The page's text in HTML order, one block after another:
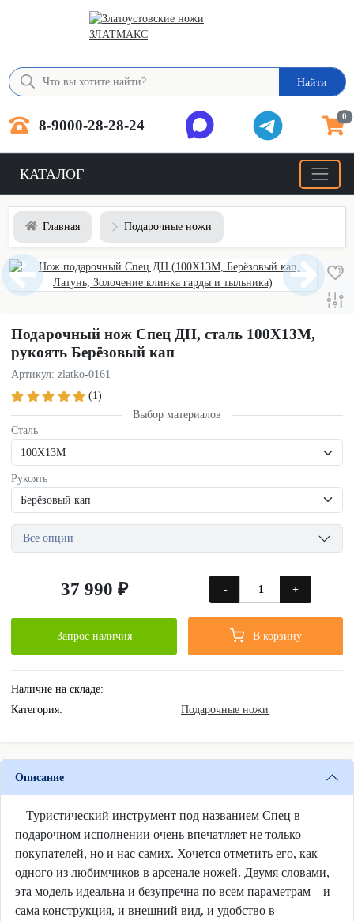
Найти
8-9000-28-28-24 0
КАТАЛОГ
Главная Подарочные ножи
Подарочный нож Спец ДН, сталь 100Х13М,
рукоять Берёзовый кап
Артикул: zlatko-0161
(1)
Выбор материалов
Сталь
Рукоять
Все опции
37 990 ₽ - +
Запрос наличия В корзину
Наличие на складе:
Категория:
Подарочные ножи
Описание
Туристический инструмент под названием Спец в
подарочном исполнении очень впечатляет не только
покупателей, но и нас самих. Хочется отметить его, как
одного из любимчиков в арсенале ножей. Двумя словами,
эта модель идеальна и безупречна по всем параметрам – и
сама конструкция, и внешний вид, и удобство в